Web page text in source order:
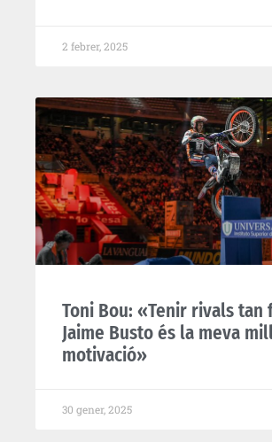
2 febrer, 2025
Toni Bou: «Tenir rivals tan
Jaime Busto és la meva
motivació»
30 gener, 2025